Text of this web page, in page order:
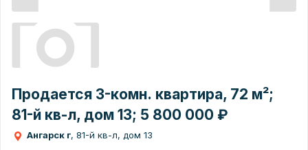
Продается 3-комн. квартира, 72 м²;
81-й кв-л, дом 13; 5 800 000 ₽
Ангарск г, 81-й кв-л, дом 13